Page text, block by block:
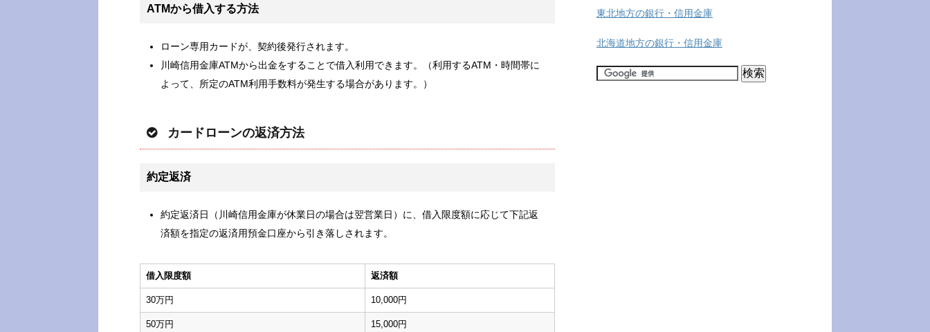
ATMから借入する方法
ローン専用カードが、契約後発行されます。
川崎信用金庫ATMから出金をすることで借入利用できます。（利用するATM・時間帯に
よって、所定のATM利用手数料が発生する場合があります。）
カードローンの返済方法
約定返済
約定返済日（川崎信用金庫が休業日の場合は翌営業日）に、借入限度額に応じて下記返
済額を指定の返済用預金口座から引き落しされます。
借入限度額 返済額
30万円 10,000円
50万円 15,000円
東北地方の銀行・信用金庫
北海道地方の銀行・信用金庫